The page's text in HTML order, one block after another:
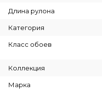
Длина рулона
Категория
Класс обоев
Коллекция
Марка